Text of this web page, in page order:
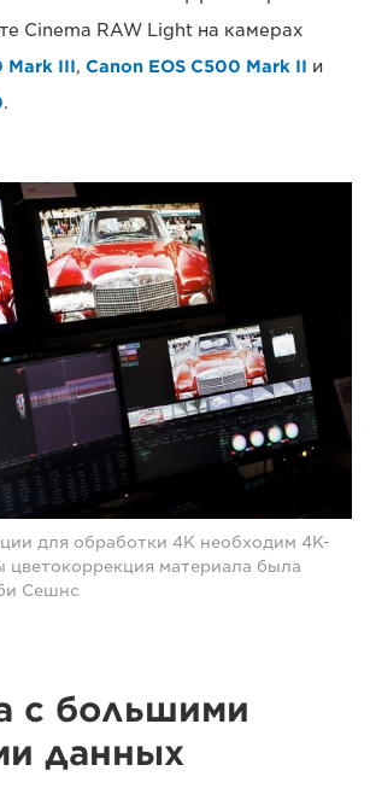
Cinema RAW Light на камерах
Mark III, Canon EOS C500 Mark II и
.
для обработки 4K необходим 4K-
цветокоррекция материала была
Сешнс
с большими
данных